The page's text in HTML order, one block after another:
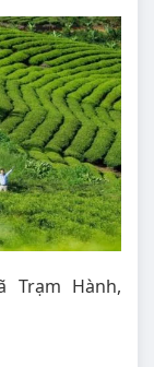
Trạm Hành,